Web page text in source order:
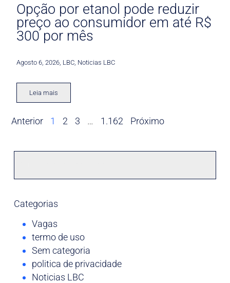
Opção por etanol pode reduzir
preço ao consumidor em até R$
300 por mês
Agosto 6, 2026 LBC Noticias LBC
Leia mais
Anterior 1 2 3 … 1.162 Próximo
Categorias
Vagas
termo de uso
Sem categoria
politica de privacidade
Noticias LBC